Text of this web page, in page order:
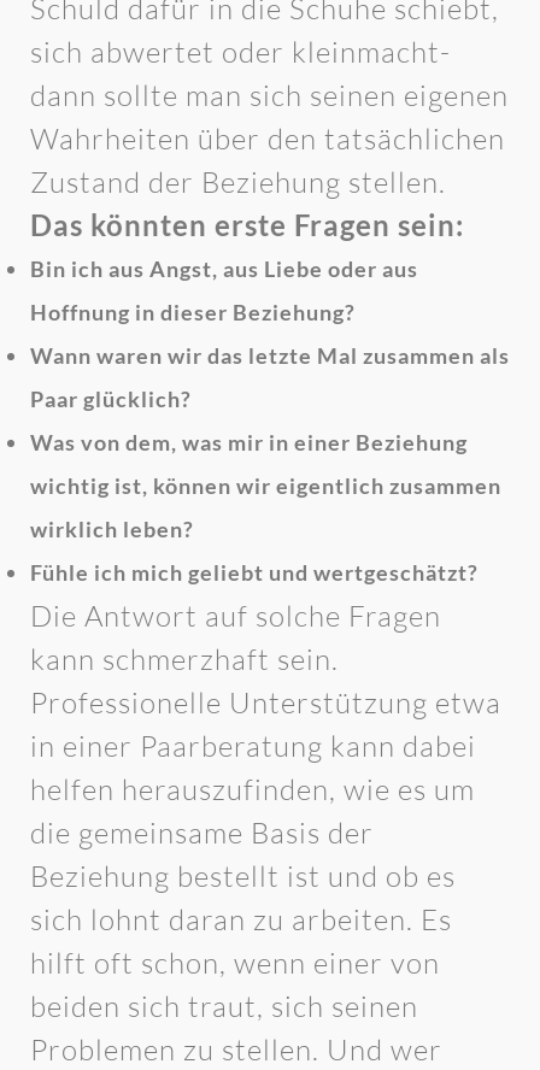
Schuld dafür in die Schuhe schiebt,
sich abwertet oder kleinmacht-
dann sollte man sich seinen eigenen
Wahrheiten über den tatsächlichen
Zustand der Beziehung stellen.
Das könnten erste Fragen sein:
Bin ich aus Angst, aus Liebe oder aus
Hoffnung in dieser Beziehung?
Wann waren wir das letzte Mal zusammen als
Paar glücklich?
Was von dem, was mir in einer Beziehung
wichtig ist, können wir eigentlich zusammen
wirklich leben?
Fühle ich mich geliebt und wertgeschätzt?
Die Antwort auf solche Fragen
kann schmerzhaft sein.
Professionelle Unterstützung etwa
in einer Paarberatung kann dabei
helfen herauszufinden, wie es um
die gemeinsame Basis der
Beziehung bestellt ist und ob es
sich lohnt daran zu arbeiten. Es
hilft oft schon, wenn einer von
beiden sich traut, sich seinen
Problemen zu stellen. Und wer